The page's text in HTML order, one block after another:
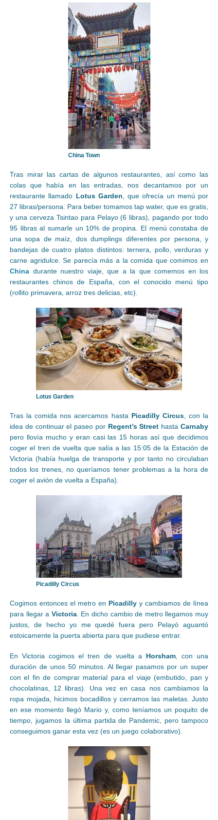
China Town
Tras mirar las cartas de algunos restaurantes, así como las
colas que había en las entradas, nos decantamos por un
restaurante llamado Lotus Garden, que ofrecía un menú por
27 libras/persona. Para beber tomamos tap water, que es gratis,
y una cerveza Tsintao para Pelayo (6 libras), pagando por todo
95 libras al sumarle un 10% de propina. El menú constaba de
una sopa de maíz, dos dumplings diferentes por persona, y
bandejas de cuatro platos distintos: ternera, pollo, verduras y
carne agridulce. Se parecía más a la comida que comimos en
China durante nuestro viaje, que a la que comemos en los
restaurantes chinos de España, con el conocido menú tipo
(rollito primavera, arroz tres delicias, etc).
Lotus Garden
Tras la comida nos acercamos hasta Picadilly Circus, con la
idea de continuar el paseo por Regent’s Street hastaCarnaby
pero llovía mucho y eran casi las 15 horas así que decidimos
coger el tren de vuelta que salía a las 15:05 de la Estación de
Victoria (había huelga de transporte y por tanto no circulaban
todos los trenes, no queríamos tener problemas a la hora de
coger el avión de vuelta a España).
Picadilly Circus
Cogimos entonces el metro en Picadilly y cambiamos de línea
para llegar a Victoria. En dicho cambio de metro llegamos muy
justos, de hecho yo me quedé fuera pero Pelayó aguantó
estoicamente la puerta abierta para que pudiese entrar.
En Victoria cogimos el tren de vuelta a Horsham, con una
duración de unos 50 minutos. Al llegar pasamos por un super
con el fin de comprar material para el viaje (embutido, pan y
chocolatinas, 12 libras). Una vez en casa nos cambiamos la
ropa mojada, hicimos bocadillos y cerramos las maletas. Justo
en ese momento llegó Mario y, como teníamos un poquito de
tiempo, jugamos la última partida de Pandemic, pero tampoco
conseguimos ganar esta vez (es un juego colaborativo).